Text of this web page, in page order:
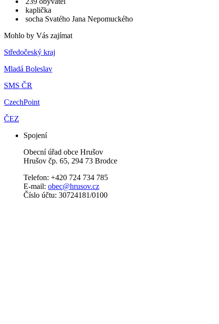
kaplička
socha Svatého Jana Nepomuckého
Mohlo by Vás zajímat
Středočeský kraj
Mladá Boleslav
SMS ČR
CzechPoint
ČEZ
Spojení
Obecní úřad obce Hrušov
Hrušov čp. 65, 294 73 Brodce
Telefon: +420 724 734 785
E-mail: obec@hrusov.cz
Číslo účtu: 30724181/0100